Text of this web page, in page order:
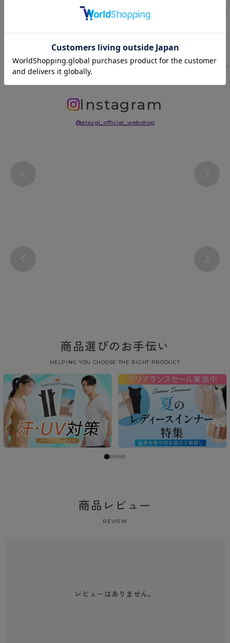
サイズ表 洗濯表示について よくある質問(FAQ)
Instagram
@atsugi_official_webshop
商品選びのお手伝い
HELPING YOU CHOOSE THE RIGHT PRODUCT
商品レビュー
REVIEW
レビューはありません。